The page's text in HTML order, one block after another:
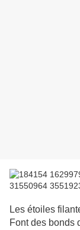
Les étoiles
Font des bonds